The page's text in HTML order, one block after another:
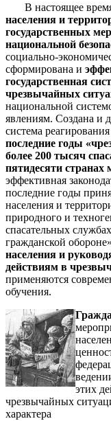
В настоящее
населения и
государственных
национальной
социально-
сформирована и
государственная
чрезвычайных
национальной
явлениям. Создана и
система
последние годы
более 200 тысяч
пятидесяти странах
эффективная
последние годы
населения и
природного и
спасательных
гражданской
населения и
действиям в
применяются
обучения.
этих
чрезвычайных
характера